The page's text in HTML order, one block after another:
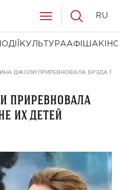
КУЛЬТУРААФІША КІНО
RU
ДЖОЛИ ПРИРЕВНОВАЛА БРЭДА
приревновала
их детей